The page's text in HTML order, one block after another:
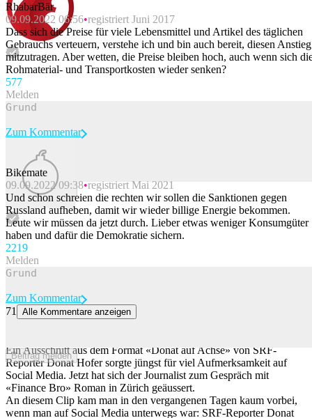
RhabarBär
09.09.2022 06:56 registriert Juni 2017
Dass sich die Preise für viele Lebensmittel und Artikel des täglichen
Gebrauchs verteuern, verstehe ich und bin auch bereit, diesen Anstieg
mitzutragen. Aber wetten, die Preise bleiben hoch, auch wenn sich
Rohmaterial- und Transportkosten wieder senken?
577
Melden
Beitrag melden
Zum Kommentar
Bikemate
09.09.2022 09:38 registriert Mai 2021
Und schon schreien die rechten wir sollen die Sanktionen gegen
Russland aufheben, damit wir wieder billige Energie bekommen.
Leute wir müssen da jetzt durch. Lieber etwas weniger Konsumgüter
haben und dafür die Demokratie sichern.
2219
Melden
Beitrag melden
Zum Kommentar
71
Alle Kommentare anzeigen
Ein Ausschnitt aus dem Format «Donat auf Achse» von SRF-
Reporter Donat Hofer sorgte jüngst für viel Aufmerksamkeit auf
Social Media. Jetzt hat sich der Journalist zum Gespräch mit
«Finance Bro» Roman in Zürich geäussert.
An diesem Clip kam man in den vergangenen Tagen kaum vorbei,
wenn man auf Social Media unterwegs war: SRF-Reporter Donat